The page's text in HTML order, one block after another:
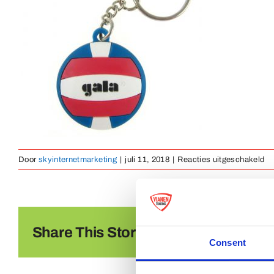
Consent
Door skyinternetmarketing juli 11, 2018 Reacties uitgeschakeld
Share This Story, Choose Your